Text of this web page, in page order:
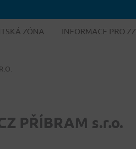
ZÓNA INFORMACE PRO ZZ
PŘÍBRAM s.r.o.